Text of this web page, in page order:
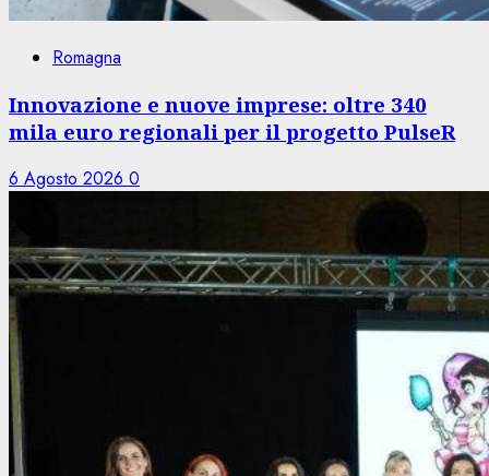
Romagna
Innovazione e nuove imprese: oltre 340
mila euro regionali per il progetto PulseR
6 Agosto 2026 0